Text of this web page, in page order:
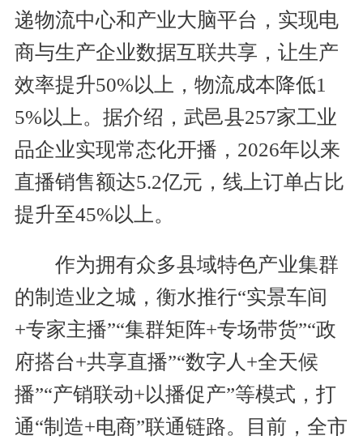
递物流中心和产业大脑平台，实现电
商与生产企业数据互联共享，让生产
效率提升50%以上，物流成本降低1
5%以上。据介绍，武邑县257家工业
品企业实现常态化开播，2026年以来
直播销售额达5.2亿元，线上订单占比
提升至45%以上。
作为拥有众多县域特色产业集群
的制造业之城，衡水推行“实景车间
+专家主播”“集群矩阵+专场带货”“政
府搭台+共享直播”“数字人+全天候
播”“产销联动+以播促产”等模式，打
通“制造+电商”联通链路。目前，全市